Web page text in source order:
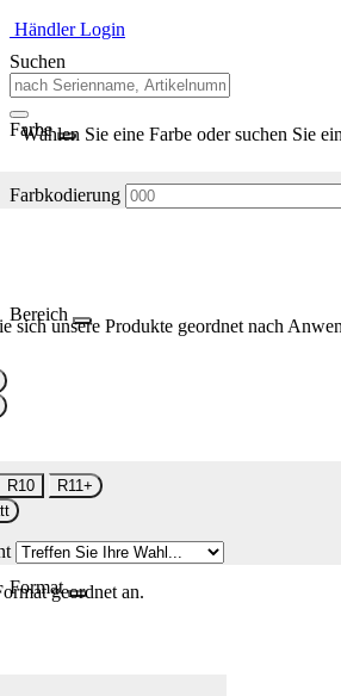
Händler Login
Suchen
Farbe
Wählen Sie eine Farbe oder suchen Sie
Farbkodierung
Bereich
sich unsere Produkte geordnet nach
R10
R11+
Formatgeordnet an.